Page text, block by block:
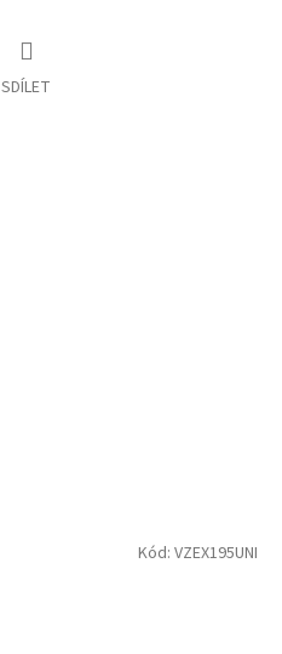
SDÍLET
Kód: VZEX195UNI